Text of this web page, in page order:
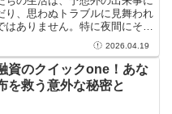
り、思わぬトラブルに見舞われ
はありません。特に夜間にそん
」と不安でいっぱいに...2026.04.19
資のクイックone！あな
を救う意外な秘密と